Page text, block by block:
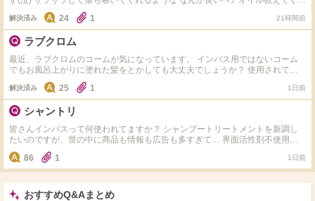
解決済み 24 1 21時間前
ラブクロム
最近、ラブクロムのコームが気になっています。 インバス用ではないコーム
でもお風呂上がりに塗れた髪をとかしても大丈夫でしょうか？ 使用されてい
る方どうされてますか？
解決済み 25 1 1日前
シャントリ
皆さんインバスって何使われてますか？ シャンプートリートメントを新調し
たいのですが、世の中に商品も情報も広告も多すぎて… 界面活性剤不使用や
ノンシリコン、アミノ酸系など色々ありますが、 一旦皆さまのご愛用のもの
やおすすめを知りたいです。 併せてご自身の髪質や、好きな仕上がりも教え
ていただけると嬉しいです。 よろしくお願いします。 個人的には毛量過多の
ため仕上がりはしっとりが好みです。同志の方いらっしゃいましたら是非お願
いします。
86 1 1日前
おすすめQ&Aまとめ